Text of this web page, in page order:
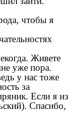
чтобы я
Живете
уже пора.
у нас тоже
за
Если я из
Спасибо,